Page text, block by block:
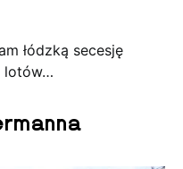
łódzką secesję
lotów…